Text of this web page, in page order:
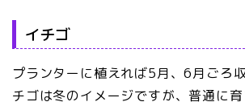
イチゴ
プランターに植えれば5月、6月ごろ
チゴは冬のイメージですが、普通に